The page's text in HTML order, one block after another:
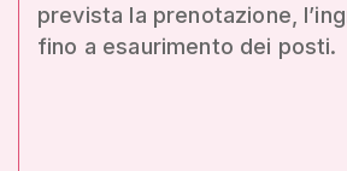
prevista la prenotazione,
fino a esaurimento dei posti.